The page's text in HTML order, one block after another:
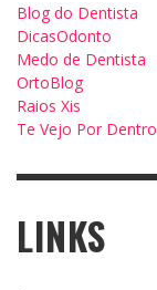
Blog do Dentista
DicasOdonto
Medo de Dentista
OrtoBlog
Raios Xis
Te Vejo Por Dentro
LINKS